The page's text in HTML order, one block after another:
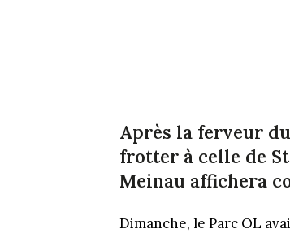
Après la ferveur du
frotter à celle de
Meinau affichera
Dimanche, le Parc OL